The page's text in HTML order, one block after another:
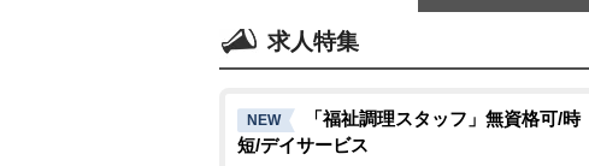
求人特集
NEW
「福祉調理スタッフ」無資格可/時
短/デイサービス